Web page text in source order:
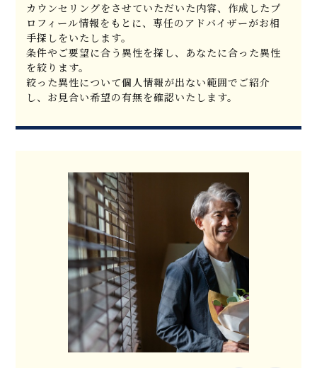
カウンセリングをさせていただいた内容、作成したプ
ロフィール情報をもとに、専任のアドバイザーがお相
手探しをいたします。
条件やご要望に合う異性を探し、あなたに合った異性
を絞ります。
絞った異性について個人情報が出ない範囲でご紹介
し、お見合い希望の有無を確認いたします。